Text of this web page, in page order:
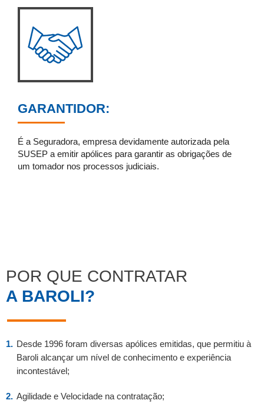
GARANTIDOR:
É a Seguradora, empresa devidamente autorizada pela
SUSEP a emitir apólices para garantir as obrigações de
um tomador nos processos judiciais.
POR QUE CONTRATAR
A BAROLI?
Desde 1996 foram diversas apólices emitidas, que permitiu à
Baroli alcançar um nível de conhecimento e experiência
incontestável;
Agilidade e Velocidade na contratação;